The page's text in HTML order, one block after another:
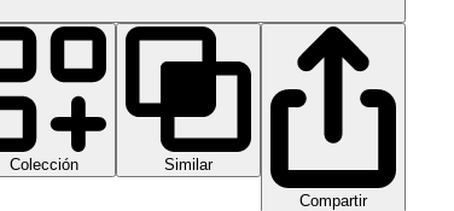
Colección
Similar
Compartir